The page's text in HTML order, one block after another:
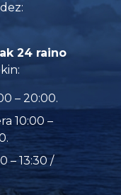
24 raino
– 20:00.
10:00 –
– 13:30 /